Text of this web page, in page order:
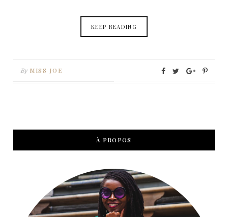
KEEP READING
By MISS JOE
À PROPOS